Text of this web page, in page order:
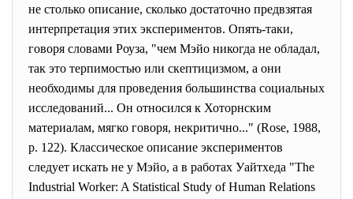
не столько описание, сколько достаточно предвзятая
интерпретация этих экспериментов. Опять-таки,
говоря словами Роуза, "чем Мэйо никогда не обладал,
так это терпимостью или скептицизмом, а они
необходимы для проведения большинства социальных
исследований... Он относился к Хоторнским
материалам, мягко говоря, некритично..." (Rose, 1988,
р. 122). Классическое описание экспериментов
следует искать не у Мэйо, а в работах Уайтхеда "The
Industrial Worker: A Statistical Study of Human Relations